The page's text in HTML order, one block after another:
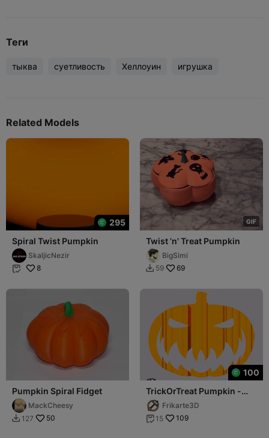
Теги
тыква суетливость Хеллоуин игрушка
Related Models
295
Spiral Twist Pumpkin
SkaljicNezir
 8
GIF
Twist ’n' Treat Pumpkin
BigSimi
 59 69
Pumpkin Spiral Fidget
MackCheesy
 127 50
100
TrickOrTreat Pumpkin -
Text FlipFrikarte3D
 15 109